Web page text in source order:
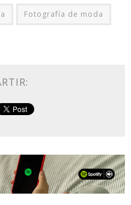
Fotografía de moda